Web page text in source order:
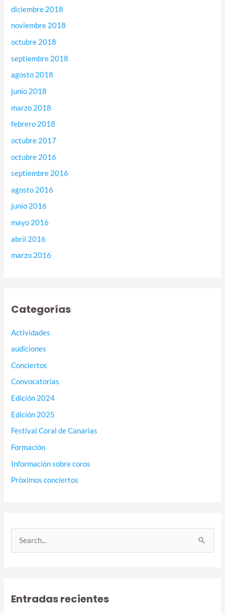
diciembre 2018
noviembre 2018
octubre 2018
septiembre 2018
agosto 2018
junio 2018
marzo 2018
febrero 2018
octubre 2017
octubre 2016
septiembre 2016
agosto 2016
junio 2016
mayo 2016
abril 2016
marzo 2016
Categorías
Actividades
audiciones
Conciertos
Convocatorias
Edición 2024
Edición 2025
Festival Coral de Canarias
Formación
Información sobre coros
Próximos conciertos
a
Entradas recientes